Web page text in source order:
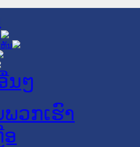
ຫັນ
ນໆ
ວກເຮົາ